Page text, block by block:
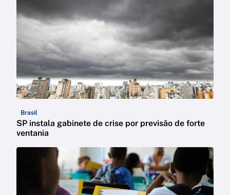
Brasil
SP instala gabinete de crise por previsão de forte
ventania